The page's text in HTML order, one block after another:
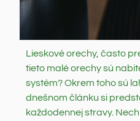
Lieskové orechy, často
tieto malé orechy sú
systém? Okrem toho sú
dnešnom článku si
každodennej stravy.